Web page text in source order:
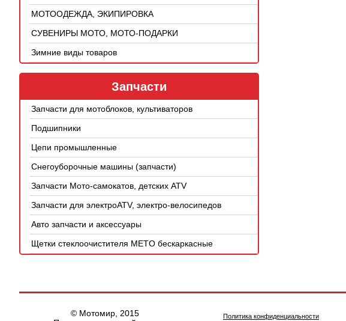
МОТООДЕЖДА, ЭКИПИРОВКА
СУВЕНИРЫ МОТО, МОТО-ПОДАРКИ
Зимние виды товаров
Запчасти
Запчасти для мотоблоков, культиваторов
Подшипники
Цепи промышленные
Снегоуборочные машины (запчасти)
Запчасти Мото-самокатов, детских ATV
Запчасти для электроATV, электро-велосипедов
Авто запчасти и аксессуары
Щетки стеклоочистителя METO бескаркасные
© Мотомир, 2015
Политика конфиденциальности